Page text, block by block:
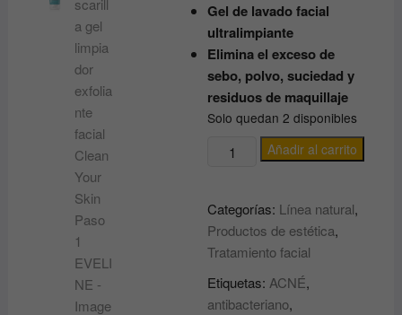
Gel de lavado facial
ultralimpiante
Elimina el exceso de
sebo, polvo, suciedad y
residuos de maquillaje
Solo quedan 2 disponibles
Mascarilla
exfoliante
facial
Clean
Your
Skin
Añadir al carrito
Categorías: Línea natural,
Productos de estética,
Tratamiento facial
Etiquetas: ACNÉ,
antibacteriano,